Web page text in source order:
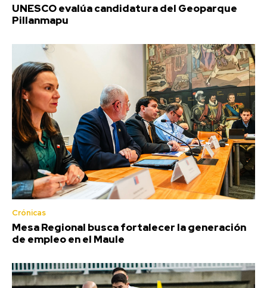
UNESCO evalúa candidatura del Geoparque
Pillanmapu
Crónicas
Mesa Regional busca fortalecer la generación
de empleo en el Maule